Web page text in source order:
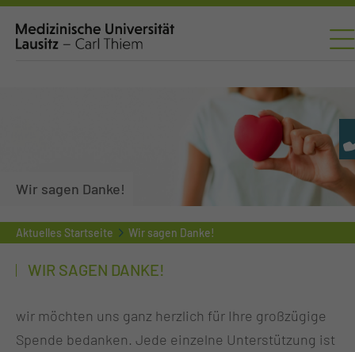
Wir sagen Danke!
Aktuelles Startseite Wir sagen Danke!
WIR SAGEN DANKE!
wir möchten uns ganz herzlich für Ihre großzügige
Spende bedanken. Jede einzelne Unterstützung ist